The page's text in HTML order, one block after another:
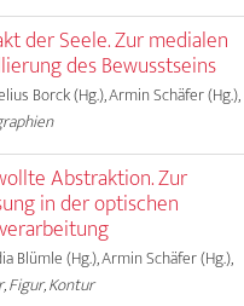
der Seele. Zur medialen
des Bewusstseins
Borck (Hg.), Armin Schäfer (Hg.),
Abstraktion. Zur
in der optischen
Blümle (Hg.), Armin Schäfer (Hg.),
Figur, Kontur